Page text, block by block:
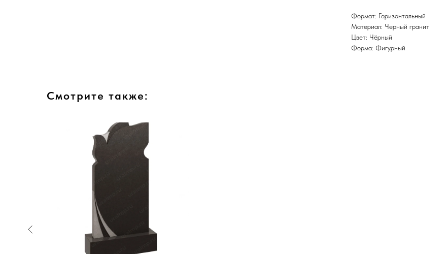
Формат: Горизонтальный
Материал: Черный гранит
Цвет: Чёрный
Форма: Фигурный
Смотрите также: